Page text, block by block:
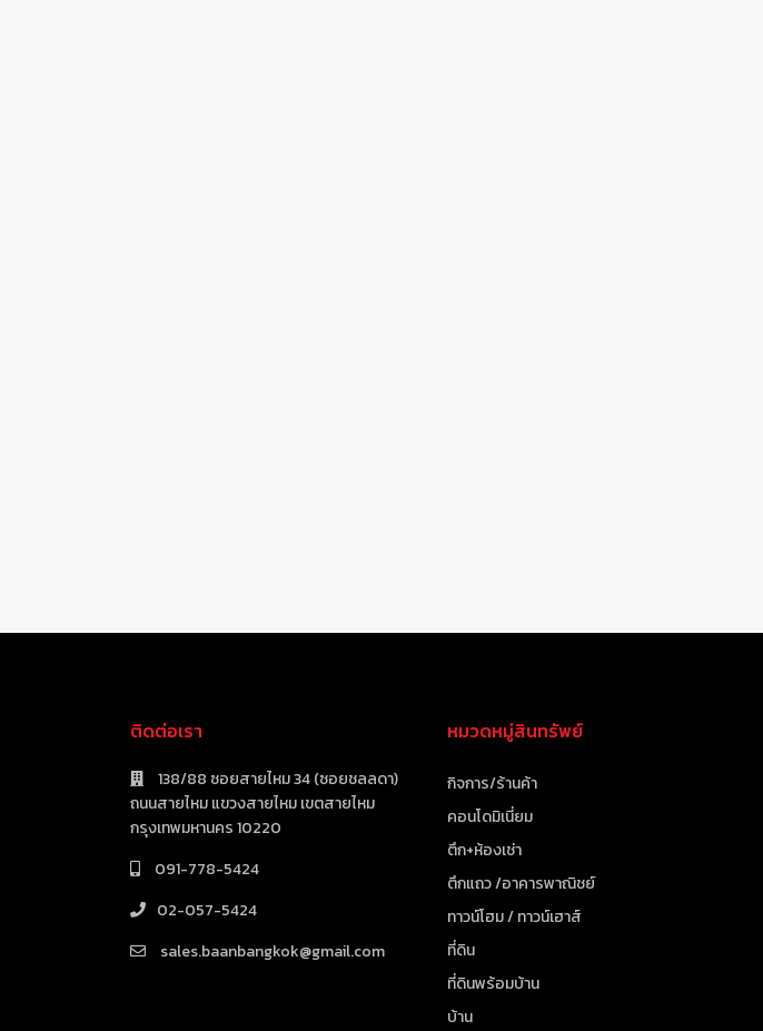
ติดต่อเรา
138/88 ซอยสายไหม 34 (ซอยชลลดา)
ถนนสายไหม แขวงสายไหม เขตสายไหม
กรุงเทพมหานคร 10220
091-778-5424
02-057-5424
sales.baanbangkok@gmail.com
หมวดหมู่สินทรัพย์
กิจการ/ร้านค้า
คอนโดมิเนี่ยม
ตึก+ห้องเช่า
ตึกแถว /อาคารพาณิชย์
ทาวน์โฮม / ทาวน์เฮาส์
ที่ดิน
ที่ดินพร้อมบ้าน
บ้าน